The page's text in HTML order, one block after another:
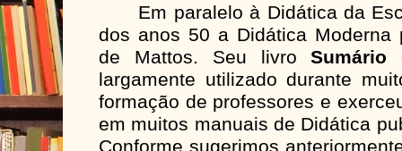
Em paralelo à Didática da
dos anos 50 a Didática Moderna
de Mattos. Seu livro
largamente utilizado durante
formação de professores e
em muitos manuais de Didática
Conforme sugerimos